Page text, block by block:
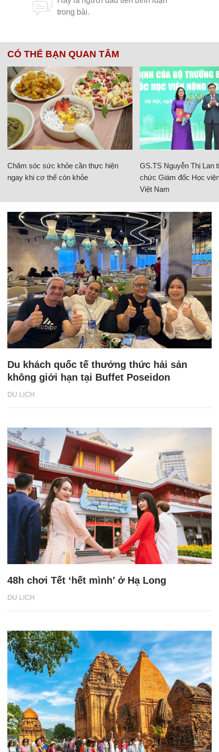
CÓ THỂ BẠN QUAN TÂM
Chăm sóc sức khỏe cần thực hiện
ngay khi cơ thể còn khỏe
GS.TS Nguyễn Thị Lan
chức Giám đốc Học
Việt Nam
DU LỊCH
Du khách quốc tế thưởng thức hải sản
không giới hạn tại Buffet Poseidon
DU LỊCH
48h chơi Tết ‘hết mình’ ở Hạ Long